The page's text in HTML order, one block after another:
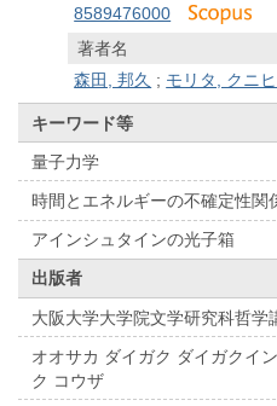
8589476000
著者名
森田, 邦久 ; モリタ, クニ
キーワード等
量子力学
時間とエネルギーの不確定性関
アインシュタインの光子箱
出版者
大阪大学大学院文学研究科哲学
オオサカ ダイガク ダイガクイ
ク コウザ